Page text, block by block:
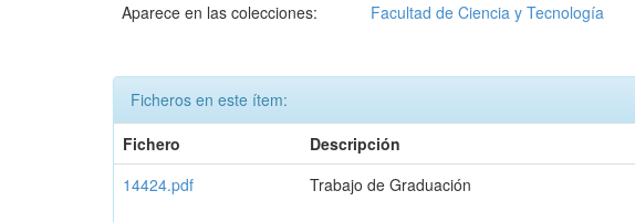
Aparece en las colecciones:
Facultad de Ciencia y Tecnología
Ficheros en este ítem:
Fichero
Descripción
14424.pdf
Trabajo de Graduación